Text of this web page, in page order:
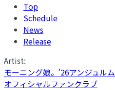
Top
Schedule
News
Release
Artist:
モーニング娘。'26アンジュルム
オフィシャルファンクラブ